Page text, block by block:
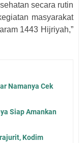
secara rutin
masyarakat
1443 Hijriyah,”
Namanya Cek
Siap Amankan
Kodim